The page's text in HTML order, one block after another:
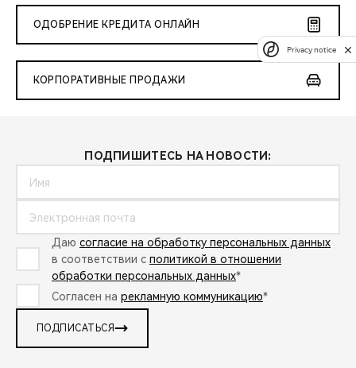
ОДОБРЕНИЕ КРЕДИТА ОНЛАЙН
КОРПОРАТИВНЫЕ ПРОДАЖИ
ПОДПИШИТЕСЬ НА НОВОСТИ:
Даю согласие на обработку персональных данных
в соответствии с политикой в отношении
обработки персональных данных*
Согласен на рекламную коммуникацию*
ПОДПИСАТЬСЯ
Privacy notice